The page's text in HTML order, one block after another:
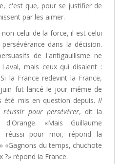
c'est que, pour se justifier de
par les aimer.
celui de la force, il est celui
dans la décision.
de l'antigaullisme ne
mais ceux qui disaient :
la France redevint la France,
fut lancé le jour même de
été mis en question depuis. Il
pour persévérer, dit la
«Mais Guillaume
réussi pour moi, répond la
«Gagnons du temps, chuchote
répond la France.